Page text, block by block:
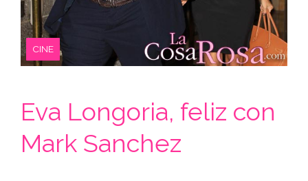
CINE
Eva Longoria, feliz con
Mark Sanchez